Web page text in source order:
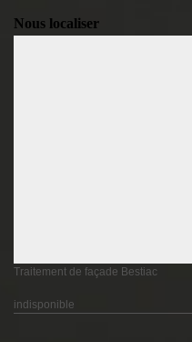
Nous localiser
Traitement de façade Bestiac
indisponible